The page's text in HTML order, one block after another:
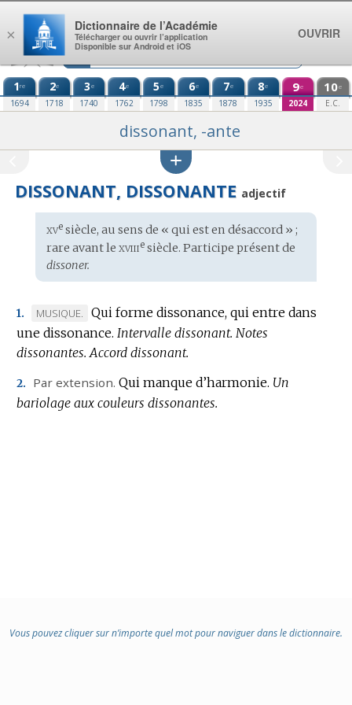
Aller au contenu
1re
1694
2e
1718
3e
1740
4e
1762
5e
1798
6e
1835
7e
1878
8e
1935
9e
2024
10e
E.C.
dissonant, -ante
DISSONANT, DISSONANTE adjectif
Étymologie
:
xvesiècle, au sens de « qui est en désaccord » ;
rare avant le xviiiesiècle. Participe présent de
dissoner.
1.
MARQUE
DE
DOMAINE
MUSIQUE.
Qui forme dissonance, qui entre dans
une dissonance. Intervalle dissonant. Notes
dissonantes. Accord dissonant.
2. Par extension. Qui manque d’harmonie. Un
bariolage aux couleurs dissonantes.
Vous pouvez cliquer sur n’importe quel mot pour naviguer dans le dictionnaire.
×
Dictionnaire de l’Académie
Télécharger ou ouvrir l’application
Disponible sur Android et iOS
OUVRIR